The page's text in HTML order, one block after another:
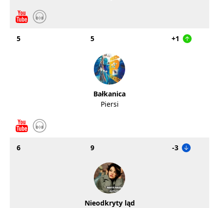
5 5 +1
Bałkanica
Piersi
6 9 -3
Nieodkryty ląd